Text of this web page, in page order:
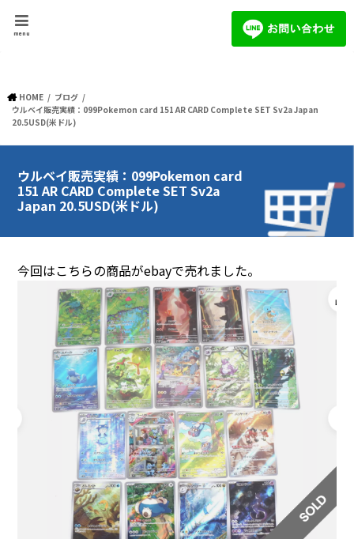
menu
HOME
ブログ
ウルベイ販売実績：099Pokemon card 151 AR CARD Complete SET Sv2a Japan
20.5USD(米ドル)
ウルベイ販売実績：099Pokemon card
151 AR CARD Complete SET Sv2a
Japan 20.5USD(米ドル)
今回はこちらの商品がebayで売れました。